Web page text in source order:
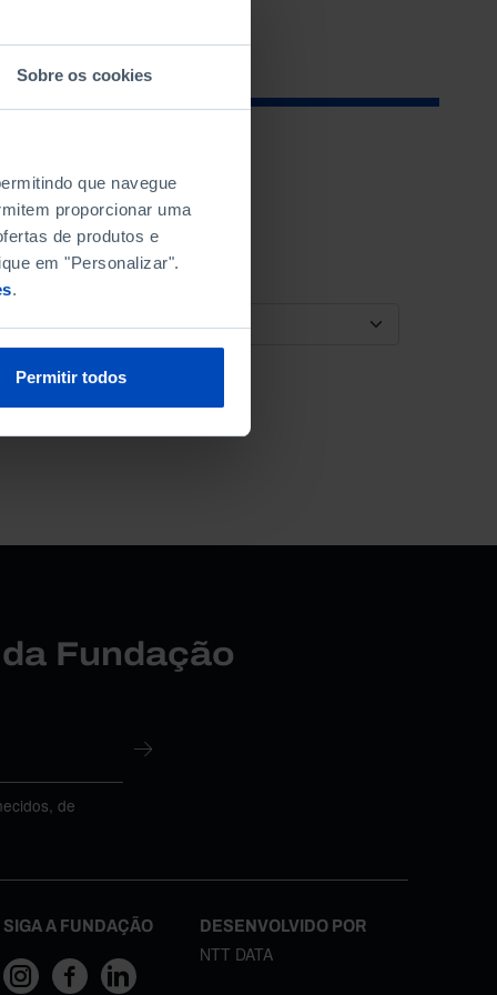
Sobre os cookies
que navegue
proporcionar uma
de produtos e
em "Personalizar".
.
Permitir todos
ORDENAR POR
Fundação
de
SIGA A FUNDAÇÃO DESENVOLVIDO POR
NTT DATA